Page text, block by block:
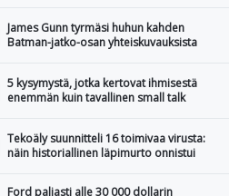
James Gunn tyrmäsi huhun kahden
Batman-jatko-osan yhteiskuvauksista
5 kysymystä, jotka kertovat ihmisestä
enemmän kuin tavallinen small talk
Tekoäly suunnitteli 16 toimivaa virusta:
näin historiallinen läpimurto onnistui
Ford paljasti alle 30 000 dollarin